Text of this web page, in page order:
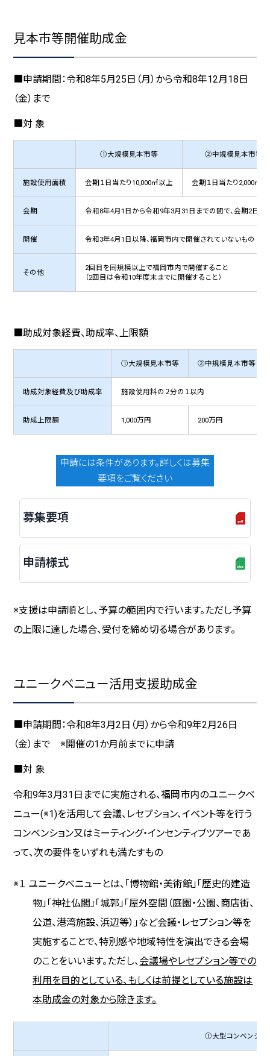
見本市等開催助成金
■申請期間：令和8年5月25日（月）から令和8年12月18日
（金）まで
■対 象
①大規模見本市等 ②中規模見本市等
施設使用面積 会期１日当たり10,000㎡以上 会期１日当たり2,000㎡
会期 令和8年4月1日から令和9年3月31日までの間で、会期2日以
開催 令和3年4月1日以降、福岡市内で開催されていないもの
その他
2回目を同規模以上で福岡市内で開催すること
（2回目は令和10年度末までに開催すること）
■助成対象経費、助成率、上限額
①大規模見本市等 ②中規模見本市等
助成対象経費及び助成率 施設使用料の２分の１以内
助成上限額 1,000万円 200万円
申請には条件があります。詳しくは募集
要項をご覧ください
募集要項
申請様式
※支援は申請順とし、予算の範囲内で行います。ただし予算
の上限に達した場合、受付を締め切る場合があります。
ユニークベニュー活用支援助成金
■申請期間：令和8年3月2日（月）から令和9年2月26日
（金）まで ※開催の1か月前までに申請
■対 象
令和9年3月31日までに実施される、福岡市内のユニークベ
ニュー(※1)を活用して会議、レセプション、イベント等を行う
コンベンション又はミーティング・インセンティブツアーであ
って、次の要件をいずれも満たすもの
※１ ユニークベニューとは、「博物館・美術館」「歴史的建造
物」「神社仏閣」「城郭」「屋外空間（庭園・公園、商店街、
公道、港湾施設、浜辺等）」など会議・レセプション等を
実施することで、特別感や地域特性を演出できる会場
のことをいいます。ただし、会議場やレセプション等での
利用を目的としている、もしくは前提としている施設は
本助成金の対象から除きます。
①大型コンベンショ